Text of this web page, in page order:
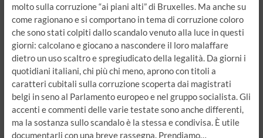
molto sulla corruzione “ai piani alti” di Bruxelles. Ma anche su
come ragionano e si comportano in tema di corruzione coloro
che sono stati colpiti dallo scandalo venuto alla luce in questi
giorni: calcolano e giocano a nascondere il loro malaffare
dietro un uso scaltro e spregiudicato della legalità. Da giorni i
quotidiani italiani, chi più chi meno, aprono con titoli a
caratteri cubitali sulla corruzione scoperta dai magistrati
belgi in seno al Parlamento europeo e nel gruppo socialista. Gli
accenti e commenti delle varie testate sono anche differenti,
ma la sostanza sullo scandalo è la stessa e condivisa. È utile
documentarli con una breve rassegna. Prendiamo…